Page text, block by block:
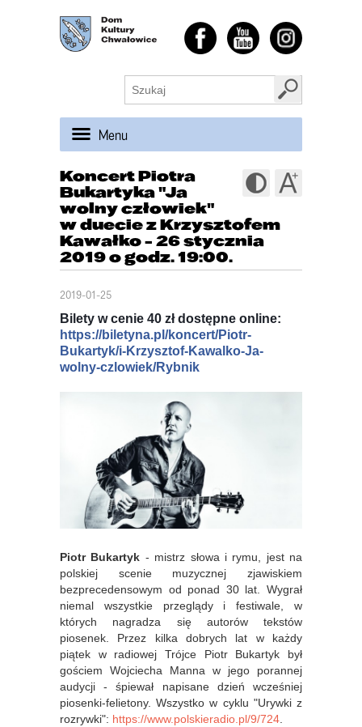
Menu
Koncert Piotra
Bukartyka "Ja
wolny człowiek"
w duecie z Krzysztofem
Kawałko - 26 stycznia
2019 o godz. 19:00.
2019-01-25
Bilety w cenie 40 zł dostępne online:
https://biletyna.pl/koncert/Piotr-
Bukartyk/i-Krzysztof-Kawalko-Ja-
wolny-czlowiek/Rybnik
Piotr Bukartyk - mistrz słowa i rymu, jest na
polskiej scenie muzycznej zjawiskiem
bezprecedensowym od ponad 30 lat. Wygrał
niemal wszystkie przeglądy i festiwale, w
których nagradza się autorów tekstów
piosenek. Przez kilka dobrych lat w każdy
piątek w radiowej Trójce Piotr Bukartyk był
gościem Wojciecha Manna w jego porannej
audycji - śpiewał napisane dzień wcześniej
piosenki-felietony. Wszystko w cyklu "Urywki z
rozrywki": https://www.polskieradio.pl/9/724.